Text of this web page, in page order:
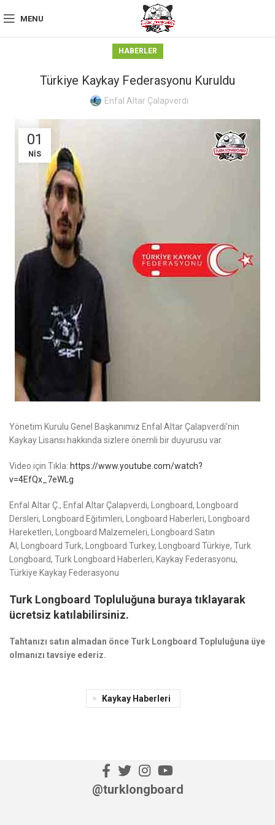
MENU
HABERLER
Türkiye Kaykay Federasyonu Kuruldu
Enfal Altar Çalapverdi
01
NIS
Yönetim Kurulu Genel Başkanımız Enfal Altar Çalapverdi’nin
Kaykay Lisansı hakkında sizlere önemli bir duyurusu var.
Video için Tıkla: https://www.youtube.com/watch?
v=4EfQx_7eWLg
Enfal Altar Ç., Enfal Altar Çalapverdi, Longboard, Longboard
Dersleri, Longboard Eğitimleri, Longboard Haberleri, Longboard
Hareketleri, Longboard Malzemeleri, Longboard Satın
Al, Longboard Turk, Longboard Turkey, Longboard Türkiye, Turk
Longboard, Turk Longboard Haberleri, Kaykay Federasyonu,
Türkiye Kaykay Federasyonu
Turk Longboard Topluluğuna buraya tıklayarak
ücretsiz katılabilirsiniz.
Tahtanızı satın almadan önce Turk Longboard Topluluğuna üye
olmanızı tavsiye ederiz.
Kaykay Haberleri
@turklongboard